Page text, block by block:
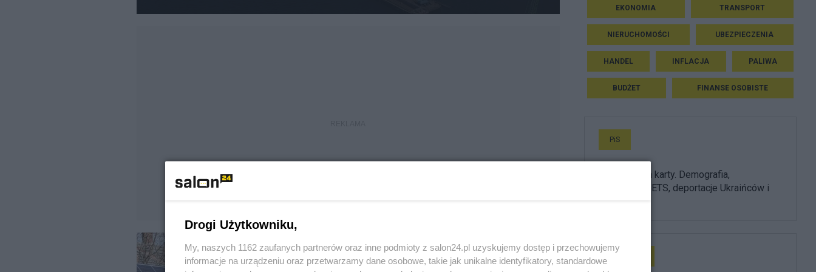
EKONOMIA TRANSPORT
NIERUCHOMOŚCI UBEZPIECZENIA
HANDEL INFLACJA PALIWA
BUDŻET FINANSE OSOBISTE
PiS
PiS odkrywa karty. Demografia,
mieszkania, ETS, deportacje Ukraińców i
Drogi Użytkowniku,
My, naszych 1162 zaufanych partnerów oraz inne podmioty z salon24.pl uzyskujemy dostęp i przechowujemy
informacje na urządzeniu oraz przetwarzamy dane osobowe, takie jak unikalne identyfikatory, standardowe